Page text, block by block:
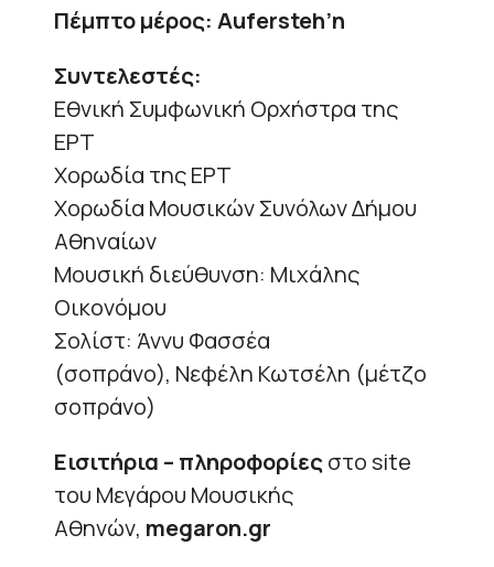
Πέμπτο μέρος: Aufersteh’n
Συντελεστές:
Εθνική Συμφωνική Ορχήστρα της
ΕΡΤ
Χορωδία της ΕΡΤ
Χορωδία Μουσικών Συνόλων Δήμου
Αθηναίων
Μουσική διεύθυνση: Μιχάλης
Οικονόμου
Σολίστ: Άννυ Φασσέα
(σοπράνο), Νεφέλη Κωτσέλη (μέτζο
σοπράνο)
Εισιτήρια – πληροφορίεςστο site
του Μεγάρου Μουσικής
Αθηνών, megaron.gr